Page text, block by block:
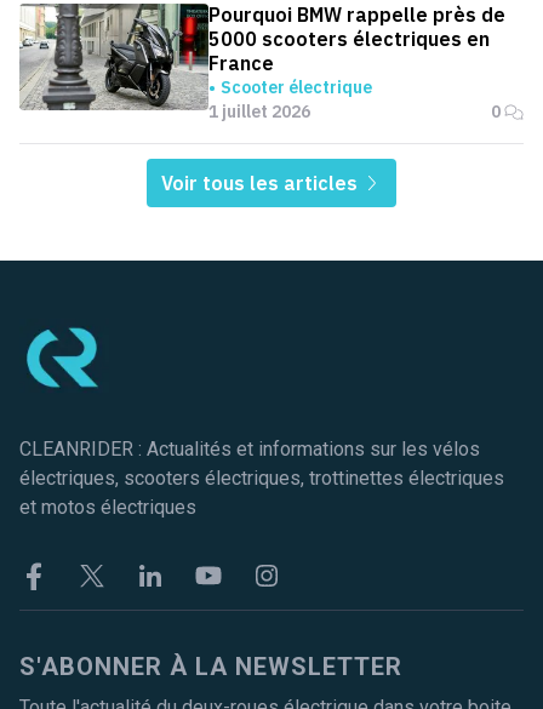
Pourquoi BMW rappelle près de
5000 scooters électriques en
France
Scooter électrique
1 juillet 2026
0
Voir tous les articles
CLEANRIDER : Actualités et informations sur les vélos
électriques, scooters électriques, trottinettes électriques
et motos électriques
FacebookTwitter LinkekinYoutubeInstagram
S'ABONNER À LA NEWSLETTER